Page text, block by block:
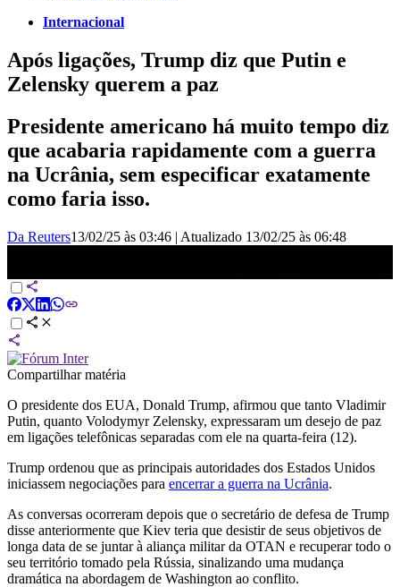
Internacional
Após ligações, Trump diz que Putin e
Zelensky querem a paz
Presidente americano há muito tempo diz
que acabaria rapidamente com a guerra
na Ucrânia, sem especificar exatamente
como faria isso.
Da Reuters13/02/25 às 03:46 | Atualizado 13/02/25 às 06:48
Compartilhar matéria
O presidente dos EUA, Donald Trump, afirmou que tanto Vladimir
Putin, quanto Volodymyr Zelensky, expressaram um desejo de paz
em ligações telefônicas separadas com ele na quarta-feira (12).
Trump ordenou que as principais autoridades dos Estados Unidos
iniciassem negociações para encerrar a guerra na Ucrânia.
As conversas ocorreram depois que o secretário de defesa de Trump
disse anteriormente que Kiev teria que desistir de seus objetivos de
longa data de se juntar à aliança militar da OTAN e recuperar todo o
seu território tomado pela Rússia, sinalizando uma mudança
dramática na abordagem de Washington ao conflito.